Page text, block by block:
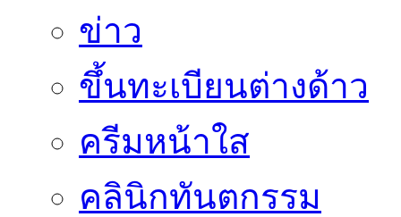
ข่าว
ขึ้นทะเบียนต่างด้าว
ครีมหน้าใส
คลินิกทันตกรรม